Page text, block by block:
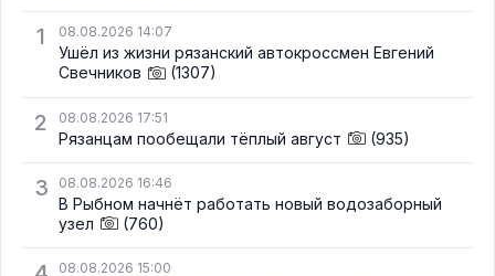
1
08.08.2026 14:07
Ушёл из жизни рязанский автокроссмен Евгений
Свечников
(1307)
2 08.08.2026 17:51
Рязанцам пообещали тёплый август (935)
3 08.08.2026 16:46
В Рыбном начнёт работать новый водозаборный
узел
(760)
08.08.2026 15:00